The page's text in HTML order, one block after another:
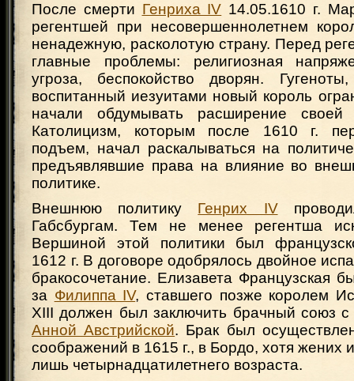
После смерти Генриха IV 14.05.1610 г.
регентшей при несовершеннолетнем
ненадежную, расколотую страну. Перед
главные проблемы: религиозная
угроза, беспокойство дворян.
воспитанный иезуитами новый король
начали обдумывать расширение своей
Католицизм, которым после 1610 г.
подъем, начал раскалываться на
предъявлявшие права на влияние во
политике.
Внешнюю политику Генрих IV
Габсбургам. Тем не менее регентша
Вершиной этой политики был
1612 г. В договоре одобрялось двойное
бракосочетание. Елизавета Французская
за Филиппа IV, ставшего позже королем
XIII должен был заключить брачный союз
Анной Австрийской. Брак был
соображений в 1615 г., в Бордо, хотя жених
лишь четырнадцатилетнего возраста.